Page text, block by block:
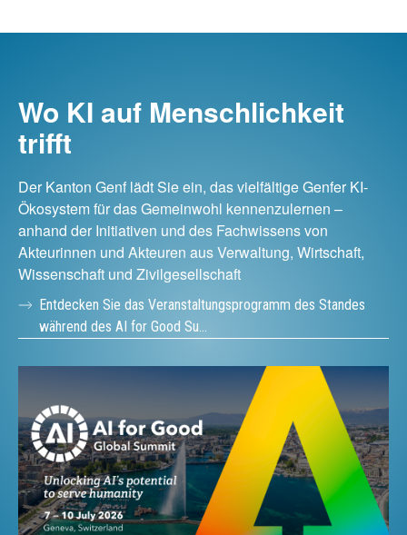
Wo KI auf Menschlichkeit
trifft
Der Kanton Genf lädt Sie ein, das vielfältige Genfer KI-
Ökosystem für das Gemeinwohl kennenzulernen –
anhand der Initiativen und des Fachwissens von
Akteurinnen und Akteuren aus Verwaltung, Wirtschaft,
Wissenschaft und Zivilgesellschaft
Entdecken Sie das Veranstaltungsprogramm des Standes
während des AI for Good Su…